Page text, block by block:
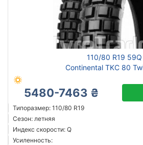
110/80 R19 59Q
Continental TKC 80
5480-7463 ₴
Типоразмер: 110/80 R19
Сезон: летняя
Индекс скорости: Q
Усиленность:
Pirelli
Anlas
Dunlop
Metzeler
Mitas